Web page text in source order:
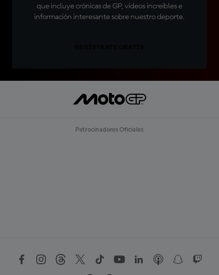
que incluye crónicas de GP, vídeos increíbles e
información interesante sobre nuestro deporte.
Patrocinadores Oficiales